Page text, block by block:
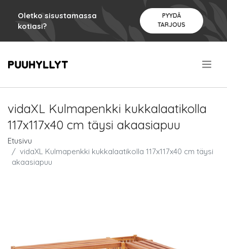
Oletko sisustamassa
kotiasi?
PYYDÄ
TARJOUS
vidaXL Kulmapenkki kukkalaatikolla
117x117x40 cm täysi akaasiapuu
Etusivu
vidaXL Kulmapenkki kukkalaatikolla 117x117x40 cm täysi
akaasiapuu